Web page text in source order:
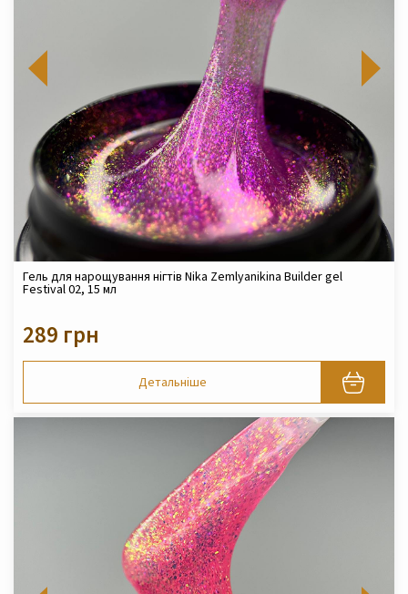
Гель для нарощування нігтів Nika Zemlyanikina Builder gel
Festival 02, 15 мл
289 грн
Детальніше